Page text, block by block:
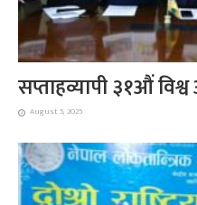
सप्ताहव्यापी ३१औं
August 5, 2025